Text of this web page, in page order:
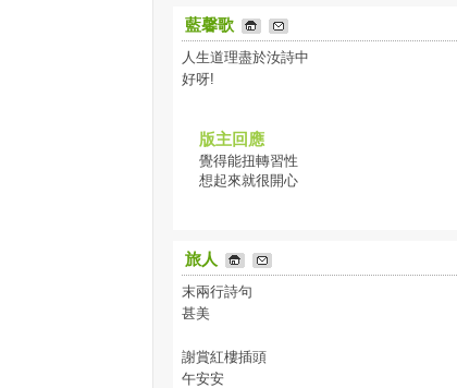
藍馨歌
人生道理盡於汝詩中
好呀!
版主回應
覺得能扭轉習性
想起來就很開心
旅人
末兩行詩句
甚美
謝賞紅樓插頭
午安安